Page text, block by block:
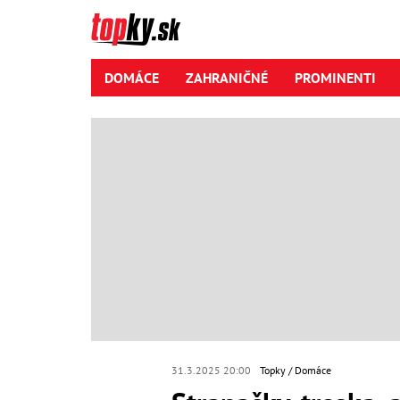
DOMÁCE ZAHRANIČNÉ PROMINENTI
31.3.2025 20:00 Topky Domáce